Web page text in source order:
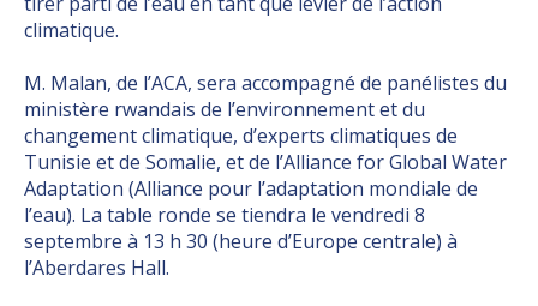
climatique.
M. Malan, de l’ACA, sera accompagné de panélistes du
ministère rwandais de l’environnement et du
changement climatique, d’experts climatiques de
Tunisie et de Somalie, et de l’Alliance for Global Water
Adaptation (Alliance pour l’adaptation mondiale de
l’eau). La table ronde se tiendra le vendredi 8
septembre à 13 h 30 (heure d’Europe centrale) à
l’Aberdares Hall.